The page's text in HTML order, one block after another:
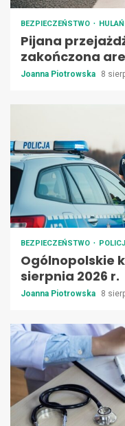
BEZPIECZEŃSTWO
Pijana
zakończona
Joanna Piotrowska 8
BEZPIECZEŃSTWO
Ogólnopolskie
sierpnia 2026 r.
Joanna Piotrowska 8